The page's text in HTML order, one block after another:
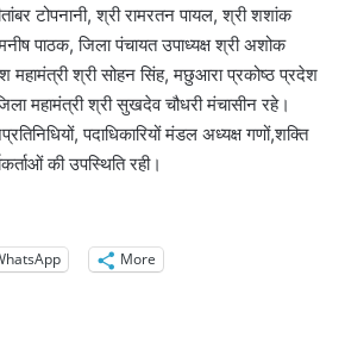
टोपनानी, श्री रामरतन पायल, श्री शशांक
पाठक, जिला पंचायत उपाध्यक्ष श्री अशोक
महामंत्री श्री सोहन सिंह, मछुआरा प्रकोष्ठ प्रदेश
महामंत्री श्री सुखदेव चौधरी मंचासीन रहे।
पदाधिकारियों मंडल अध्यक्ष गणों,शक्ति
की उपस्थिति रही।
More